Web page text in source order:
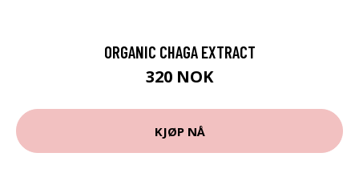
ORGANIC CHAGA EXTRACT
320 NOK
KJØP NÅ